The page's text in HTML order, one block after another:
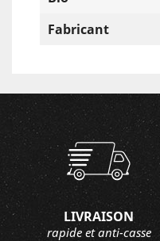
Fabricant
LIVRAISON
rapide et anti-casse